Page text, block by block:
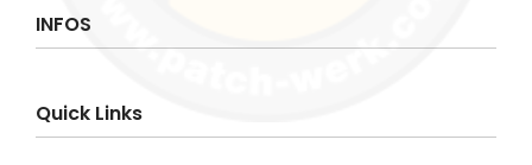
INFOS
AGB
Quick Links